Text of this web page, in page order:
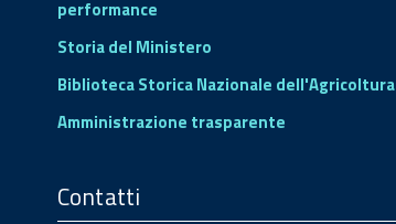
performance
Storia del Ministero
Biblioteca Storica Nazionale dell'Agricoltura
Amministrazione trasparente
Contatti